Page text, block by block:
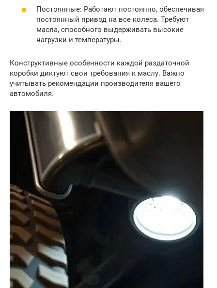
Постоянные: Работают постоянно, обеспечивая
постоянный привод на все колеса. Требуют
масла, способного выдерживать высокие
нагрузки и температуры.
Конструктивные особенности каждой раздаточной
коробки диктуют свои требования к маслу. Важно
учитывать рекомендации производителя вашего
автомобиля.